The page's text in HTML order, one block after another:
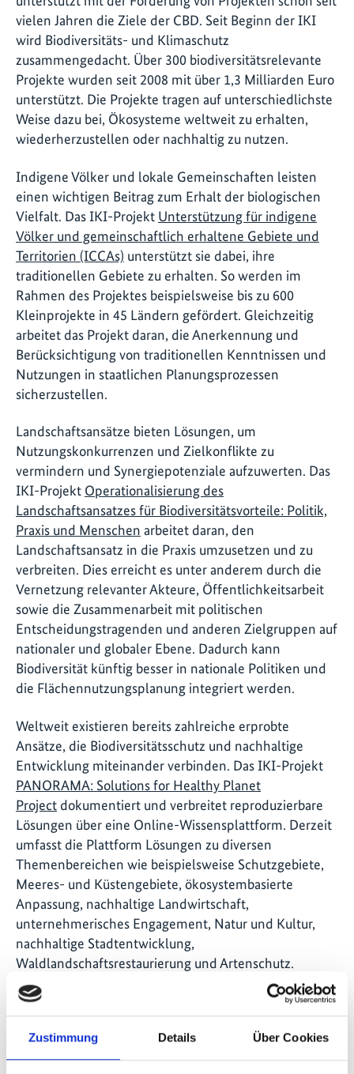
Zustimmung Details Über Cookies
vielen Jahren die Ziele der CBD. Seit Beginn der IKI
wird Biodiversitäts- und Klimaschutz
zusammengedacht. Über 300 biodiversitätsrelevante
Projekte wurden seit 2008 mit über 1,3 Milliarden Euro
unterstützt. Die Projekte tragen auf unterschiedlichste
Weise dazu bei, Ökosysteme weltweit zu erhalten,
wiederherzustellen oder nachhaltig zu nutzen.
Indigene Völker und lokale Gemeinschaften leisten
einen wichtigen Beitrag zum Erhalt der biologischen
Vielfalt. Das IKI-Projekt Unterstützung für indigene
Völker und gemeinschaftlich erhaltene Gebiete und
Territorien (ICCAs) unterstützt sie dabei, ihre
traditionellen Gebiete zu erhalten. So werden im
Rahmen des Projektes beispielsweise bis zu 600
Kleinprojekte in 45 Ländern gefördert. Gleichzeitig
arbeitet das Projekt daran, die Anerkennung und
Berücksichtigung von traditionellen Kenntnissen und
Nutzungen in staatlichen Planungsprozessen
sicherzustellen.
Landschaftsansätze bieten Lösungen, um
Nutzungskonkurrenzen und Zielkonflikte zu
vermindern und Synergiepotenziale aufzuwerten. Das
IKI-Projekt Operationalisierung des
Landschaftsansatzes für Biodiversitätsvorteile: Politik,
Praxis und Menschen arbeitet daran, den
Landschaftsansatz in die Praxis umzusetzen und zu
verbreiten. Dies erreicht es unter anderem durch die
Vernetzung relevanter Akteure, Öffentlichkeitsarbeit
sowie die Zusammenarbeit mit politischen
Entscheidungstragenden und anderen Zielgruppen auf
nationaler und globaler Ebene. Dadurch kann
Biodiversität künftig besser in nationale Politiken und
die Flächennutzungsplanung integriert werden.
Weltweit existieren bereits zahlreiche erprobte
Ansätze, die Biodiversitätsschutz und nachhaltige
Entwicklung miteinander verbinden. Das IKI-Projekt
PANORAMA: Solutions for Healthy Planet
Project dokumentiert und verbreitet reproduzierbare
Lösungen über eine Online-Wissensplattform. Derzeit
umfasst die Plattform Lösungen zu diversen
Themenbereichen wie beispielsweise Schutzgebiete,
Meeres- und Küstengebiete, ökosystembasierte
Anpassung, nachhaltige Landwirtschaft,
unternehmerisches Engagement, Natur und Kultur,
nachhaltige Stadtentwicklung,
Waldlandschaftsrestaurierung und Artenschutz.
Die Zukunft liegt in unserer
Hand
Die Verabschiedung eines neuen globalen